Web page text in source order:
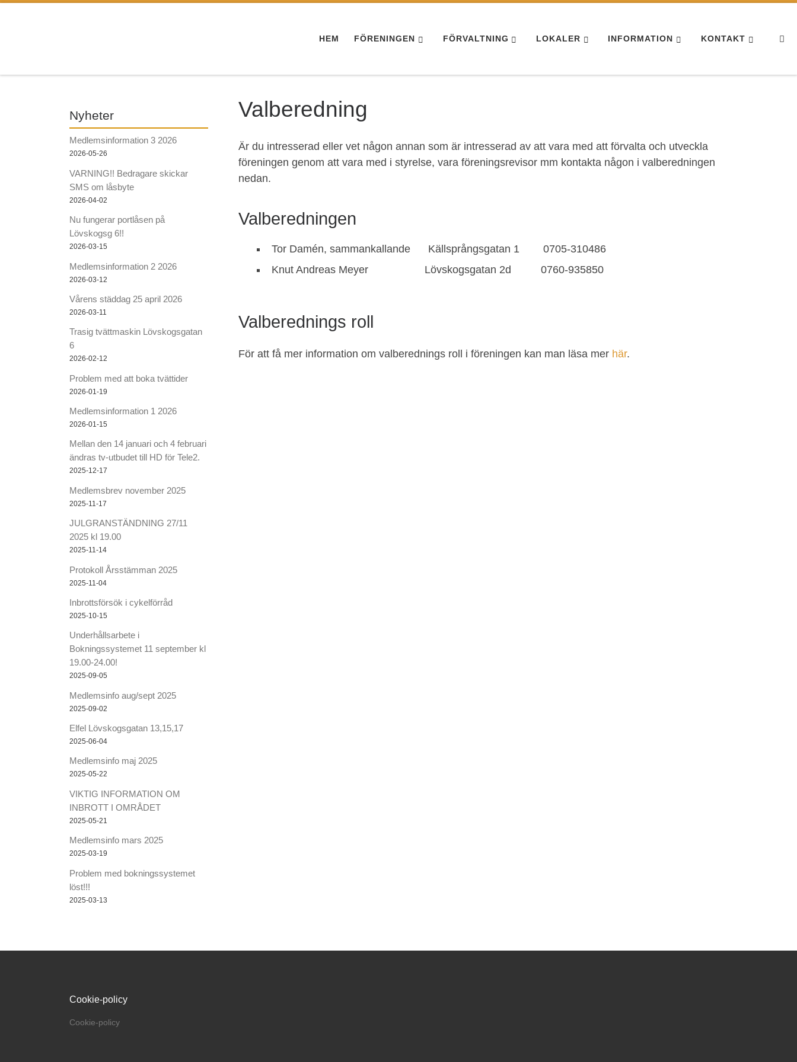
HEM FÖRENINGEN FÖRVALTNING LOKALER INFORMATION KONTAKT
Valberedning
Är du intresserad eller vet någon annan som är intresserad av att vara med att förvalta och utveckla
föreningen genom att vara med i styrelse, vara föreningsrevisor mm kontakta någon i valberedningen
nedan.
Valberedningen
Tor Damén, sammankallande Källsprångsgatan 1 0705-310486
Knut Andreas Meyer Lövskogsgatan 2d 0760-935850
Valberednings roll
För att få mer information om valberednings roll i föreningen kan man läsa mer här.
Nyheter
Medlemsinformation 3 2026
2026-05-26
VARNING!! Bedragare skickar
SMS om låsbyte
2026-04-02
Nu fungerar portlåsen på
Lövskogsg 6!!
2026-03-15
Medlemsinformation 2 2026
2026-03-12
Vårens städdag 25 april 2026
2026-03-11
Trasig tvättmaskin Lövskogsgatan
6
2026-02-12
Problem med att boka tvättider
2026-01-19
Medlemsinformation 1 2026
2026-01-15
Mellan den 14 januari och 4 februari
ändras tv-utbudet till HD för Tele2.
2025-12-17
Medlemsbrev november 2025
2025-11-17
JULGRANSTÄNDNING 27/11
2025 kl 19.00
2025-11-14
Protokoll Årsstämman 2025
2025-11-04
Inbrottsförsök i cykelförråd
2025-10-15
Underhållsarbete i
Bokningssystemet 11 september kl
19.00-24.00!
2025-09-05
Medlemsinfo aug/sept 2025
2025-09-02
Elfel Lövskogsgatan 13,15,17
2025-06-04
Medlemsinfo maj 2025
2025-05-22
VIKTIG INFORMATION OM
INBROTT I OMRÅDET
2025-05-21
Medlemsinfo mars 2025
2025-03-19
Problem med bokningssystemet
löst!!!
2025-03-13
Cookie-policy
Cookie-policy